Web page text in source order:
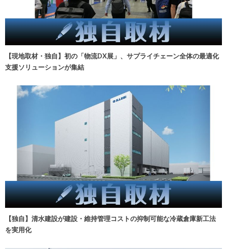
【現地取材・独自】初の「物流DX展」、サプライチェーン全体の最適化
支援ソリューションが集結
【独自】清水建設が建設・維持管理コストの抑制可能な冷蔵倉庫新工法
を実用化